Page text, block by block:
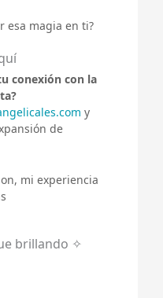
esa magia en ti?
conexión con la
y
de
mi experiencia
brillando ✧